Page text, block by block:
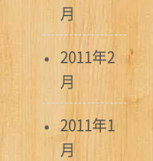
月
2011年2
月
2011年1
月